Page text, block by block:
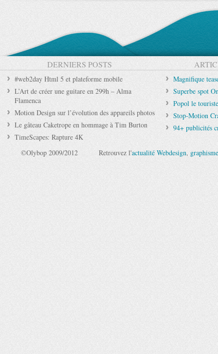
DERNIERS POSTS
#web2day Html 5 et plateforme mobile
L’Art de créer une guitare en 299h – Alma
Flamenca
Motion Design sur l’évolution des appareils photos
Le gâteau Caketrope en hommage à Tim Burton
TimeScapes: Rapture 4K
Magnifique
Superbe spot
Popol le
Stop-Motion
94+ publicités
©Olybop 2009/2012 Retrouvez l'actualité Webdesign, graphisme